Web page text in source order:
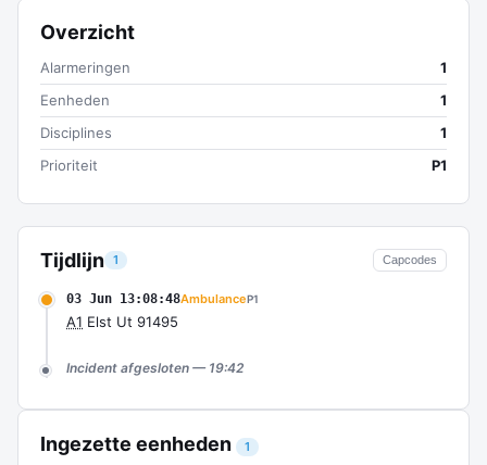
Tijdlijn 1 Capcodes
03 Jun 13:08:48AmbulanceP1
A1 Elst Ut 91495
Incident afgesloten — 19:42
Ingezette eenheden 1
Overzicht
Alarmeringen
1
Eenheden
1
Disciplines
1
Prioriteit
P1